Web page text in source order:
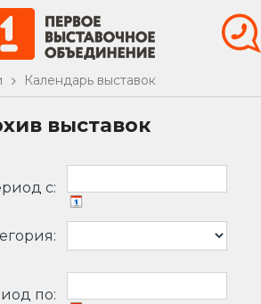
Календарь выставок
выставок
c:
по: